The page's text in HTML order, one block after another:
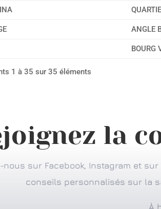
ANGLE
BOURG
1 à 35 sur 35 éléments
la
nous sur Facebook, Instagram et
conseils personnalisés sur la